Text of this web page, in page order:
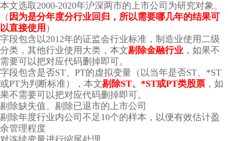
本文选取2000-2020年沪深两市的上市公司为研究对象。
（ 因为是分年度分行业回归，所以需要哪几年的结果可
以直接使用 ）
字段包含以2012年的证监会行业标准，制造业使用二级
分类，其他行业使用大类，本文剔除金融行业 ，如果不
需要可以把对应代码删掉即可。
字段包含是否ST、PT的虚拟变量（以当年是否ST、*ST
或PT为判断标准），本文剔除ST、*ST或PT类股票 ，如
果不需要可以把对应代码删掉即可。
剔除缺失值、剔除已退市的上市公司
剔除年度行业内公司不足10个的样本，以便有效估计盈
余管理程度